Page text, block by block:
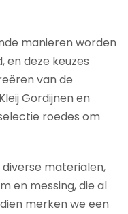
manieren worden
deze keuzes
van de
Gordijnen en
roedes om
materialen,
en messing, die al
merken we een